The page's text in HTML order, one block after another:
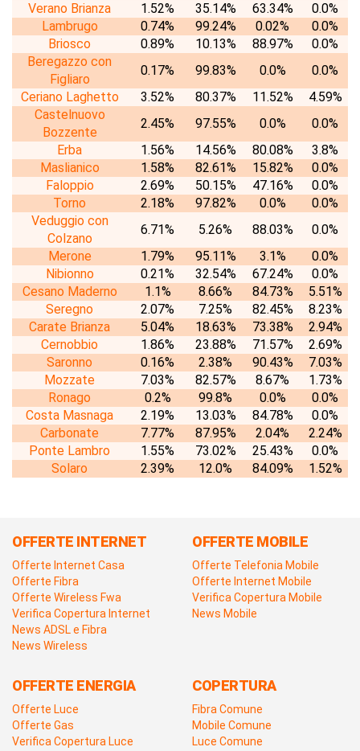
Verano Brianza
1.52% 35.14% 63.34%
0.0%
Lambrugo
0.74% 99.24% 0.02%
0.0%
Briosco
0.89% 10.13% 88.97%
0.0%
Beregazzo con
Figliaro
0.17% 99.83% 0.0%
0.0%
Ceriano Laghetto
3.52% 80.37% 11.52%
4.59%
Castelnuovo
Bozzente
2.45% 97.55% 0.0%
0.0%
Erba
1.56% 14.56% 80.08%
3.8%
Maslianico
1.58% 82.61% 15.82%
0.0%
Faloppio
2.69% 50.15% 47.16%
0.0%
Torno
2.18% 97.82% 0.0%
0.0%
Veduggio con
Colzano
6.71% 5.26% 88.03%
0.0%
Merone
1.79% 95.11% 3.1%
0.0%
Nibionno
0.21% 32.54% 67.24%
0.0%
Cesano Maderno
1.1% 8.66% 84.73%
5.51%
Seregno
2.07% 7.25% 82.45%
8.23%
Carate Brianza
5.04% 18.63% 73.38%
2.94%
Cernobbio
1.86% 23.88% 71.57%
2.69%
Saronno
0.16% 2.38% 90.43%
7.03%
Mozzate
7.03% 82.57% 8.67%
1.73%
Ronago
0.2% 99.8% 0.0%
0.0%
Costa Masnaga
2.19% 13.03% 84.78%
0.0%
Carbonate
7.77% 87.95% 2.04%
2.24%
Ponte Lambro
1.55% 73.02% 25.43%
0.0%
Solaro
2.39% 12.0% 84.09% 1.52%
OFFERTE INTERNET
Offerte Internet Casa
Offerte Fibra
Offerte Wireless Fwa
Verifica Copertura Internet
News ADSL e Fibra
News Wireless
OFFERTE MOBILE
Offerte Telefonia Mobile
Offerte Internet Mobile
Verifica Copertura Mobile
News Mobile
OFFERTE ENERGIA
Offerte Luce
Offerte Gas
Verifica Copertura Luce
COPERTURA
Fibra Comune
Mobile Comune
Luce Comune